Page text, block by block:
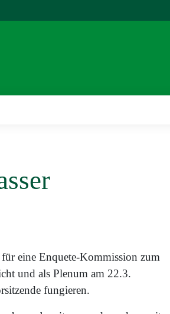
eine Enquete-Kommission zum
und als Plenum am 22.3.
fungieren.